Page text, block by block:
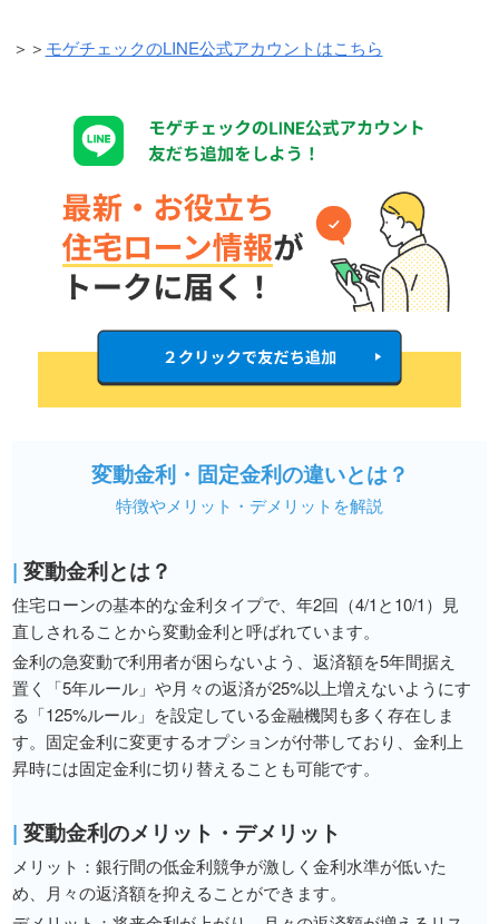
＞＞ モゲチェックのLINE公式アカウントはこちら
変動金利・固定金利の違いとは？
特徴やメリット・デメリットを解説
| 変動金利とは？
住宅ローンの基本的な金利タイプで、年2回（4/1と10/1）見
直しされることから変動金利と呼ばれています。
金利の急変動で利用者が困らないよう、返済額を5年間据え
置く「5年ルール」や月々の返済が25%以上増えないようにす
る「125%ルール」を設定している金融機関も多く存在しま
す。固定金利に変更するオプションが付帯しており、金利上
昇時には固定金利に切り替えることも可能です。
| 変動金利のメリット・デメリット
メリット：銀行間の低金利競争が激しく金利水準が低いた
め、月々の返済額を抑えることができます。